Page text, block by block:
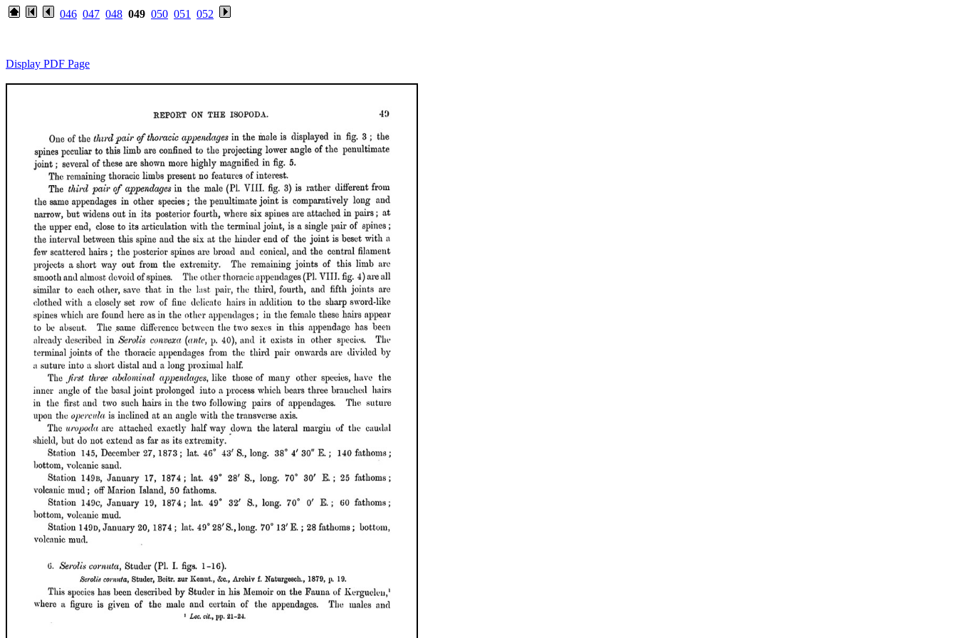
046 047 048 049 050 051 052
Display PDF Page